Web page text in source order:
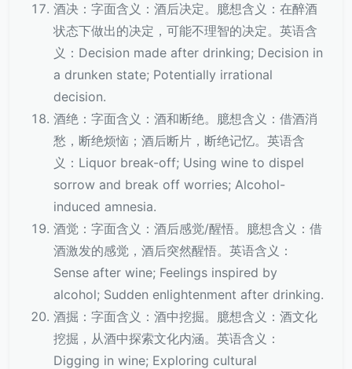
酒决：字面含义：酒后决定。臆想含义：在醉酒
状态下做出的决定，可能不理智的决定。英语含
义：Decision made after drinking; Decision in
a drunken state; Potentially irrational
decision.
酒绝：字面含义：酒和断绝。臆想含义：借酒消
愁，断绝烦恼；酒后断片，断绝记忆。英语含
义：Liquor break-off; Using wine to dispel
sorrow and break off worries; Alcohol-
induced amnesia.
酒觉：字面含义：酒后感觉/醒悟。臆想含义：借
酒激发的感觉，酒后突然醒悟。英语含义：
Sense after wine; Feelings inspired by
alcohol; Sudden enlightenment after drinking.
酒掘：字面含义：酒中挖掘。臆想含义：酒文化
挖掘，从酒中探索文化内涵。英语含义：
Digging in wine; Exploring cultural